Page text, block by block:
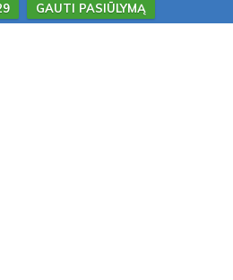
GAUTI PASIŪLYMĄ